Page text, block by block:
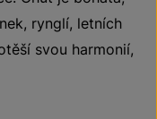
rynglí, letních
svou harmonií,